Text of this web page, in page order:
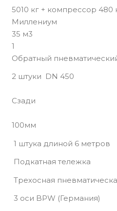
5010 кг + компрессор 480
Миллениум
35 м3
1
Обратный
2 штуки DN 450
Сзади
100мм
1 штука длиной 6 метров
Подкатная тележка
Трехосная
3 оси BPW (Германия)